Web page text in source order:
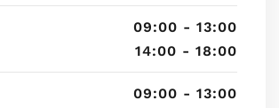
09:00 - 13:00
14:00 - 18:00
09:00 - 13:00